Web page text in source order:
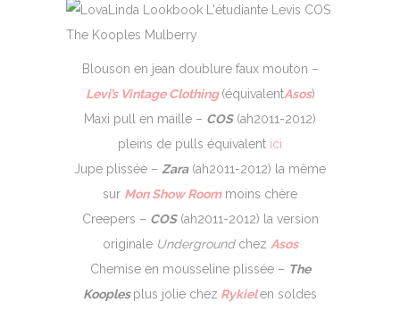
Blouson en jean doublure faux mouton –
Levi’s Vintage Clothing (équivalentAsos)
Maxi pull en maille – COS(ah2011-2012)
pleins de pulls équivalent ici
Jupe plissée – Zara(ah2011-2012) la même
sur Mon Show Roommoins chère
Creepers – COS(ah2011-2012) la version
originale Undergroundchez Asos
Chemise en mousseline plissée – The
Kooplesplus jolie chez Rykielen soldes